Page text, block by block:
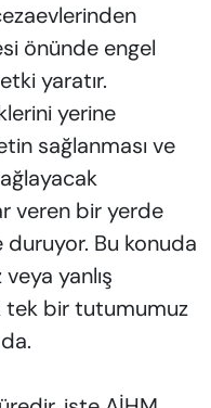
önünde engel
yaratır.
yerine
sağlanması ve
veren bir yerde
Bu konuda
yanlış
tek bir tutumumuz